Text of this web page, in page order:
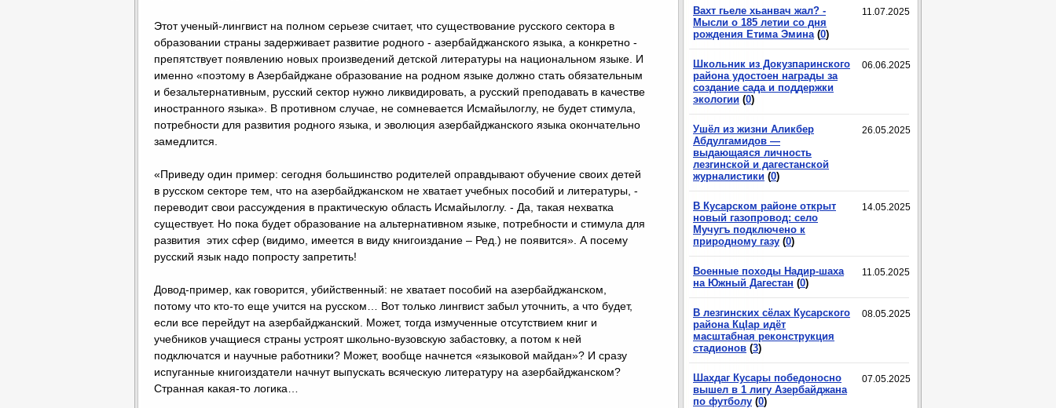
11.07.2025
Вахт гьеле хьанвач жал? -
Мысли о 185 летии со дня
рождения Етима Эмина (0)
06.06.2025
Школьник из Докузпаринского
района удостоен награды за
создание сада и поддержки
экологии (0)
26.05.2025
Ушёл из жизни Аликбер
Абдулгамидов —
выдающаяся личность
лезгинской и дагестанской
журналистики (0)
14.05.2025
В Кусарском районе открыт
новый газопровод: село
Мучугъ подключено к
природному газу (0)
11.05.2025
Военные походы Надир-шаха
на Южный Дагестан (0)
08.05.2025
В лезгинских сёлах Кусарского
района КцIар идёт
масштабная реконструкция
стадионов (3)
07.05.2025
Шахдаг Кусары победоносно
вышел в 1 лигу Азербайджана
по футболу (0)
Этот ученый-лингвист на полном серьезе считает, что существование русского сектора в
образовании страны задерживает развитие родного - азербайджанского языка, а конкретно -
препятствует появлению новых произведений детской литературы на национальном языке. И
именно «поэтому в Азербайджане образование на родном языке должно стать обязательным
и безальтернативным, русский сектор нужно ликвидировать, а русский преподавать в качестве
иностранного языка». В противном случае, не сомневается Исмайылоглу, не будет стимула,
потребности для развития родного языка, и эволюция азербайджанского языка окончательно
замедлится.
«Приведу один пример: сегодня большинство родителей оправдывают обучение своих детей
в русском секторе тем, что на азербайджанском не хватает учебных пособий и литературы, -
переводит свои рассуждения в практическую область Исмайылоглу. - Да, такая нехватка
существует. Но пока будет образование на альтернативном языке, потребности и стимула для
развития этих сфер (видимо, имеется в виду книгоиздание – Ред.) не появится». А посему
русский язык надо попросту запретить!
Довод-пример, как говорится, убийственный: не хватает пособий на азербайджанском,
потому что кто-то еще учится на русском… Вот только лингвист забыл уточнить, а что будет,
если все перейдут на азербайджанский. Может, тогда измученные отсутствием книг и
учебников учащиеся страны устроят школьно-вузовскую забастовку, а потом к ней
подключатся и научные работники? Может, вообще начнется «языковой майдан»? И сразу
испуганные книгоиздатели начнут выпускать всяческую литературу на азербайджанском?
Странная какая-то логика…